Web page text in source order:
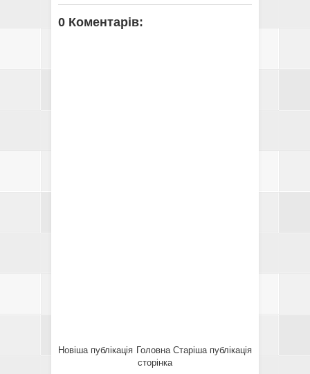
0 Коментарів:
Новіша публікація Старіша публікація
Головна
сторінка